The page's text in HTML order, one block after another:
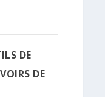
DE
DE